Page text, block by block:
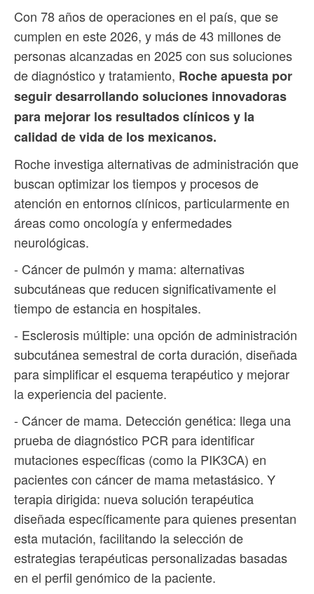
Con 78 años de operaciones en el país, que se
cumplen en este 2026, y más de 43 millones de
personas alcanzadas en 2025 con sus soluciones
de diagnóstico y tratamiento, Roche apuesta por
seguir desarrollando soluciones innovadoras
para mejorar los resultados clínicos y la
calidad de vida de los mexicanos.
Roche investiga alternativas de administración que
buscan optimizar los tiempos y procesos de
atención en entornos clínicos, particularmente en
áreas como oncología y enfermedades
neurológicas.
- Cáncer de pulmón y mama: alternativas
subcutáneas que reducen significativamente el
tiempo de estancia en hospitales.
- Esclerosis múltiple: una opción de administración
subcutánea semestral de corta duración, diseñada
para simplificar el esquema terapéutico y mejorar
la experiencia del paciente.
- Cáncer de mama. Detección genética: llega una
prueba de diagnóstico PCR para identificar
mutaciones específicas (como la PIK3CA) en
pacientes con cáncer de mama metastásico. Y
terapia dirigida: nueva solución terapéutica
diseñada específicamente para quienes presentan
esta mutación, facilitando la selección de
estrategias terapéuticas personalizadas basadas
en el perfil genómico de la paciente.